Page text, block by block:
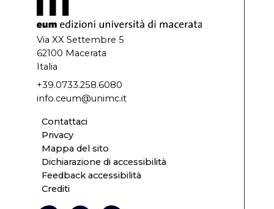
Via XX Settembre 5
62100 Macerata
Italia
+39.0733.258.6080
info.ceum@unimc.it
Contattaci
Privacy
Mappa del sito
Dichiarazione di accessibilità
Feedback accessibilità
Crediti